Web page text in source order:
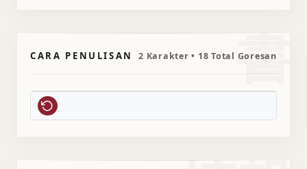
書
CARA PENULISAN 2 Karakter • 18 Total Goresan